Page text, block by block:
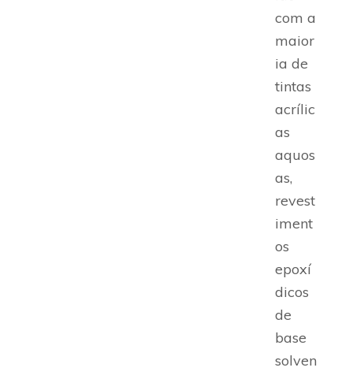
com a
maior
ia de
tintas
acrílic
as
aquos
as,
revest
iment
os
epoxí
dicos
de
base
solven